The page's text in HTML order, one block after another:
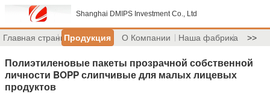
Shanghai DMIPS Investment Co., Ltd
Главная страницаПродукция О Компании Наша фабрика >>
Полиэтиленовые пакеты прозрачной собственной
личности BOPP слипчивые для малых лицевых
продуктов